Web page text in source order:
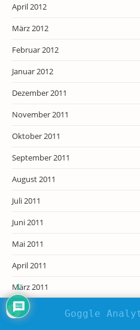
April 2012
März 2012
Februar 2012
Januar 2012
Dezember 2011
November 2011
Oktober 2011
September 2011
August 2011
Juli 2011
Juni 2011
Mai 2011
April 2011
März 2011
Februar 2011
Goggle
1